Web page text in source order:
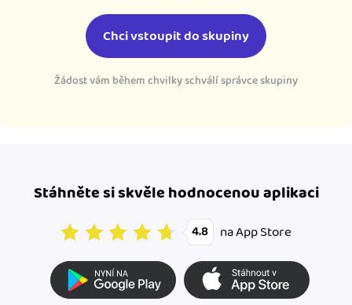
Chci vstoupit do skupiny
Žádost vám během chvilky schválí správce skupiny
Stáhněte si skvěle hodnocenou aplikaci
4.8 na App Store